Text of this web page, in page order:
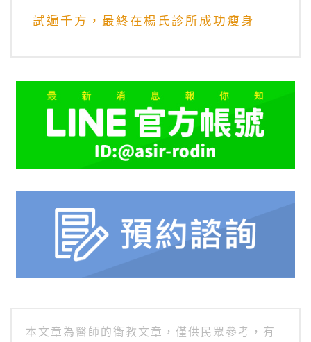
試遍千方，最終在楊氏診所成功瘦身
本文章為醫師的衛教文章，僅供民眾參考，有